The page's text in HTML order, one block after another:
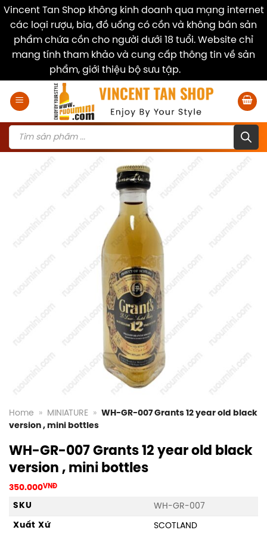
Vincent Tan Shop không kinh doanh qua mạng internet
các loại rượu, bia, đồ uống có cồn và không bán sản
phẩm chứa cồn cho người dưới 18 tuổi. Website chỉ
mang tính tham khảo và cung cấp thông tin về sản
phẩm, giới thiệu bộ sưu tập.
Products
search
Home » MINIATURE » WH-GR-007 Grants 12 year old black
version , mini bottles
WH-GR-007 Grants 12 year old black
version , mini bottles
350.000VNĐ
SKU
WH-GR-007
Xuất Xứ
SCOTLAND